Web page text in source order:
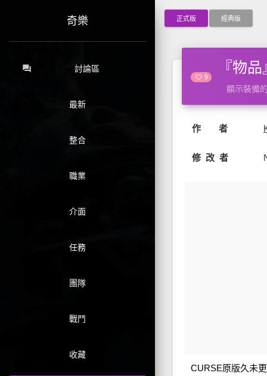
奇樂
forum 討論區
最新
整合
職業
介面
任務
團隊
戰鬥
收藏
正式版 經典版
9
『物
顯示裝備
作 者
修 改 者
CURSE原版久未